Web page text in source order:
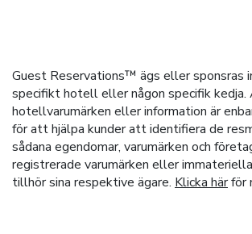
Guest Reservations™ ägs eller sponsras
specifikt hotell eller någon specifik kedja.
hotellvarumärken eller information är
för att hjälpa kunder att identifiera de
sådana egendomar, varumärken och
registrerade varumärken eller
tillhör sina respektive ägare. Klicka härför